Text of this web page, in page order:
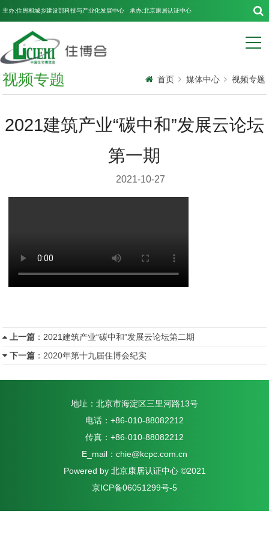
主办:住房和城乡建设部科技与产业化发展中心 承办:北京康居认证中心
视频专题 首页 媒体中心 视频专题
2021建筑产业“碳中和”发展云论坛
第一期
2021-10-27
上一篇 ： 2021建筑产业“碳中和”发展云论坛第二期
下一篇 ： 2020年第十九届住博会纪实
地址：北京市海淀区三里河路13号
电话：+86-010-88082212
传真：+86-010-88082212
E_mail：chie@kcpc.com.cn
Powered by 北京康居认证中心 ©2021
京ICP备06051299号-5